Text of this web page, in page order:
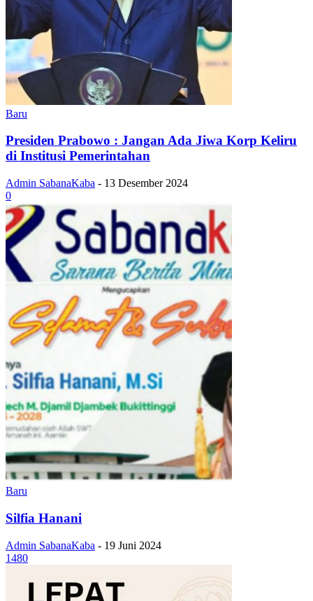
Baru
Presiden Prabowo : Jangan Ada Jiwa Korp Keliru
di Institusi Pemerintahan
Admin SabanaKaba - 13 Desember 2024
0
Baru
Silfia Hanani
Admin SabanaKaba - 19 Juni 2024
1480